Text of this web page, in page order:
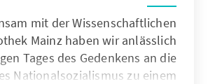
mit der Wissenschaftlichen
Mainz haben wir anlässlich
Tages des Gedenkens an die
Nationalsozialismus zu einem